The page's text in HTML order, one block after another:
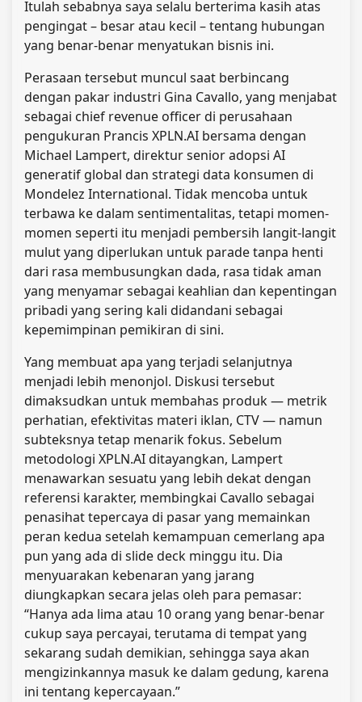
Itulah sebabnya saya selalu berterima kasih atas
pengingat – besar atau kecil – tentang hubungan
yang benar-benar menyatukan bisnis ini.
Perasaan tersebut muncul saat berbincang
dengan pakar industri Gina Cavallo, yang menjabat
sebagai chief revenue officer di perusahaan
pengukuran Prancis XPLN.AI bersama dengan
Michael Lampert, direktur senior adopsi AI
generatif global dan strategi data konsumen di
Mondelez International. Tidak mencoba untuk
terbawa ke dalam sentimentalitas, tetapi momen-
momen seperti itu menjadi pembersih langit-langit
mulut yang diperlukan untuk parade tanpa henti
dari rasa membusungkan dada, rasa tidak aman
yang menyamar sebagai keahlian dan kepentingan
pribadi yang sering kali didandani sebagai
kepemimpinan pemikiran di sini.
Yang membuat apa yang terjadi selanjutnya
menjadi lebih menonjol. Diskusi tersebut
dimaksudkan untuk membahas produk — metrik
perhatian, efektivitas materi iklan, CTV — namun
subteksnya tetap menarik fokus. Sebelum
metodologi XPLN.AI ditayangkan, Lampert
menawarkan sesuatu yang lebih dekat dengan
referensi karakter, membingkai Cavallo sebagai
penasihat tepercaya di pasar yang memainkan
peran kedua setelah kemampuan cemerlang apa
pun yang ada di slide deck minggu itu. Dia
menyuarakan kebenaran yang jarang
diungkapkan secara jelas oleh para pemasar:
“Hanya ada lima atau 10 orang yang benar-benar
cukup saya percayai, terutama di tempat yang
sekarang sudah demikian, sehingga saya akan
mengizinkannya masuk ke dalam gedung, karena
ini tentang kepercayaan.”